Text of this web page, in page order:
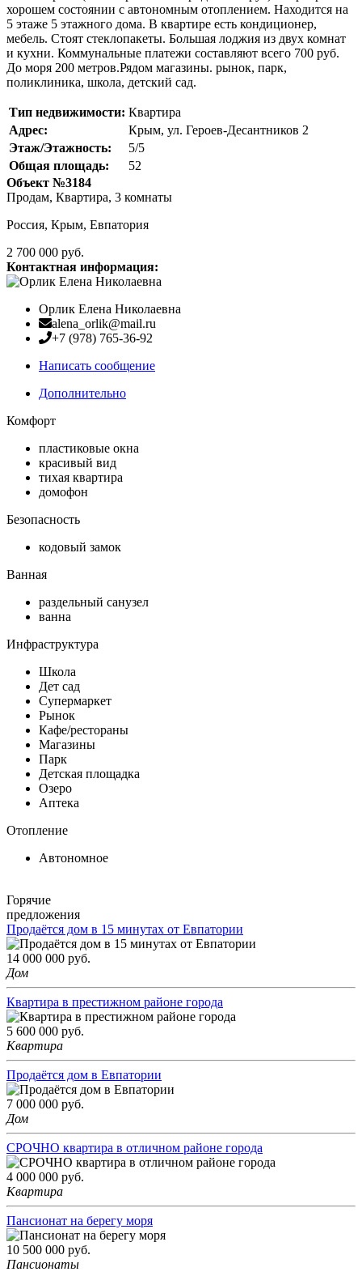
хорошем состоянии с автономным отоплением. Находится на
5 этаже 5 этажного дома. В квартире есть кондиционер,
мебель. Стоят стеклопакеты. Большая лоджия из двух комнат
и кухни. Коммунальные платежи составляют всего 700 руб.
До моря 200 метров.Рядом магазины. рынок, парк,
поликлиника, школа, детский сад.
Тип недвижимости: Квартира
Адрес:
Крым, ул. Героев-Десантников 2
Этаж/Этажность:
5/5
Общая площадь:
52
Объект №3184
Продам, Квартира, 3 комнаты
Россия, Крым, Евпатория
2 700 000 руб.
Контактная информация:
Орлик Елена Николаевна
alena_orlik@mail.ru
+7 (978) 765-36-92
Написать сообщение
Дополнительно
Комфорт
пластиковые окна
красивый вид
тихая квартира
домофон
Безопасность
кодовый замок
Ванная
раздельный санузел
ванна
Инфраструктура
Школа
Дет сад
Супермаркет
Рынок
Кафе/рестораны
Магазины
Парк
Детская площадка
Озеро
Аптека
Отопление
Автономное
Горячие
предложения
Продаётся дом в 15 минутах от Евпатории
14 000 000 руб.
Дом
Квартира в престижном районе города
5 600 000 руб.
Квартира
Продаётся дом в Евпатории
7 000 000 руб.
Дом
СРОЧНО квартира в отличном районе города
4 000 000 руб.
Квартира
Пансионат на берегу моря
10 500 000 руб.
Пансионаты